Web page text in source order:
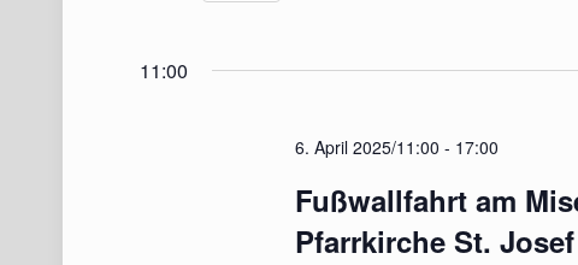
11:00
6. April 2025/11:00 - 17:00
Fußwallfahrt am
Pfarrkirche St.